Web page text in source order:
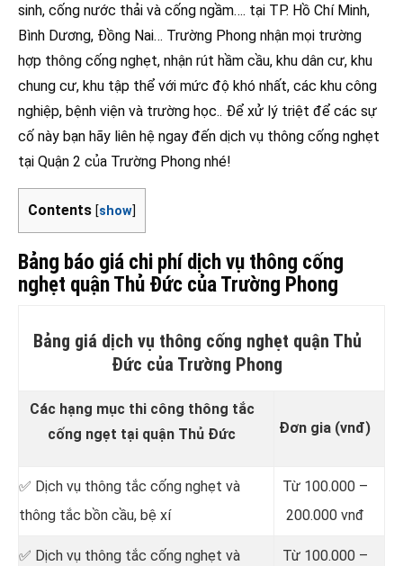
sinh, cống nước thải và cống ngầm…. tại TP. Hồ Chí Minh,
Bình Dương, Đồng Nai… Trường Phong nhận mọi trường
hợp thông cống nghẹt, nhận rút hầm cầu, khu dân cư, khu
chung cư, khu tập thể với mức độ khó nhất, các khu công
nghiệp, bệnh viện và trường học.. Để xử lý triệt để các sự
cố này bạn hãy liên hệ ngay đến dịch vụ thông cống nghẹt
tại Quận 2 của Trường Phong nhé!
Contents [show]
Bảng báo giá chi phí dịch vụ thông cống
nghẹt quận Thủ Đức của Trường Phong
Bảng giá dịch vụ thông cống nghẹt quận Thủ
Đức của Trường Phong
Các hạng mục thi công thông tắc
cống ngẹt tại quận Thủ Đức
Đơn gia (vnđ)
✅ Dịch vụ thông tắc cống nghẹt và
thông tắc bồn cầu, bệ xí
Từ 100.000 –
200.000 vnđ
✅ Dịch vụ thông tắc cống nghẹt và
Từ 100.000 –